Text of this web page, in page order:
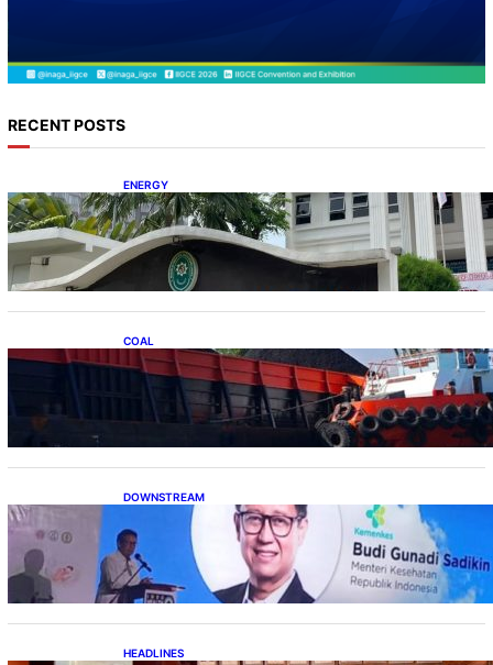
RECENT POSTS
ENERGY
Koalisi Bersihkan Indonesia Ajukan Banding
atas Putusan Gugatan RUPTL
COAL
Lelang Batubara Sitaan, Negara Dapat Lebih
dari Rp 20 Miliar
DOWNSTREAM
Digitalisasi Alat-Alat Kesehatan Dukung
Pertumbuhan Industri Alkes
HEADLINES